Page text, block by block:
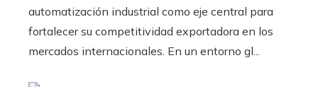
automatización industrial como eje central para
fortalecer su competitividad exportadora en los
mercados internacionales. En un entorno gl...